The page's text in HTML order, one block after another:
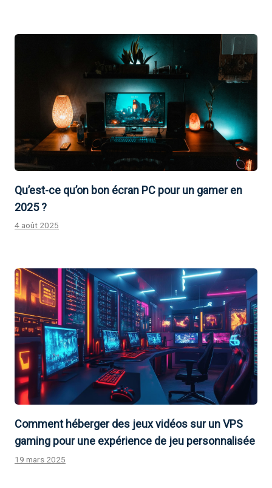
Qu’est-ce qu’on bon écran PC pour un gamer en
2025 ?
4 août 2025
Comment héberger des jeux vidéos sur un VPS
gaming pour une expérience de jeu personnalisée
19 mars 2025